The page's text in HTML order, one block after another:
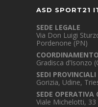
ASD SPORT21
SEDE LEGALE
Via Don Luigi
Pordenone (PN)
Gradisca d’Isonzo
SEDI PROVINCIALI
Gorizia, Udine,
SEDE
Viale Michelotti,